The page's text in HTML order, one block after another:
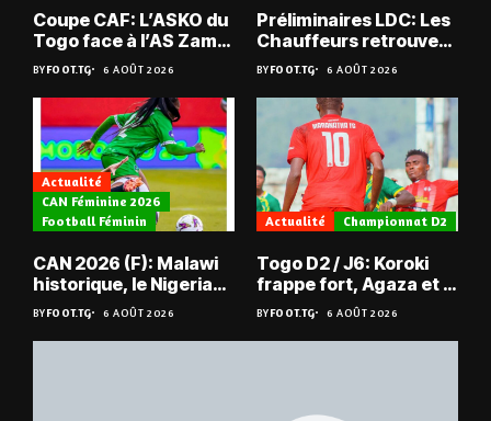
Coupe CAF: L’ASKO du
Togo face à l’AS Zam
du Niger
BYFOOT.TG 6 AOÛT 2026
Préliminaires LDC: Les
Chauffeurs retrouvent
les Mimos
BYFOOT.TG 6 AOÛT 2026
Actualité
CAN Féminine 2026
Football Féminin
CAN 2026 (F): Malawi
historique, le Nigeria
sauvé, la Zambie
éliminée
BYFOOT.TG 6 AOÛT 2026
Actualité Championnat D2
Togo D2 / J6: Koroki
frappe fort, Agaza et la
JCA assurent,
suspense avant Sara
FC – Doumbé FC
BYFOOT.TG 6 AOÛT 2026